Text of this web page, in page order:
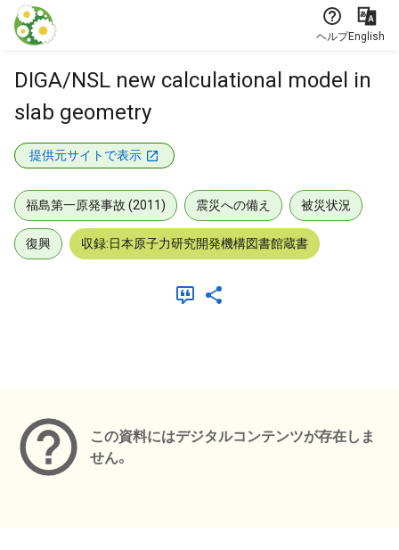
本文に飛ぶ
ヘルプEnglish
DIGA/NSL new calculational model in
slab geometry
提供元サイトで表示
福島第一原発事故 (2011) 震災への備え 被災状況
復興 収録:日本原子力研究開発機構図書館蔵書
この資料にはデジタルコンテンツが存在しま
せん。